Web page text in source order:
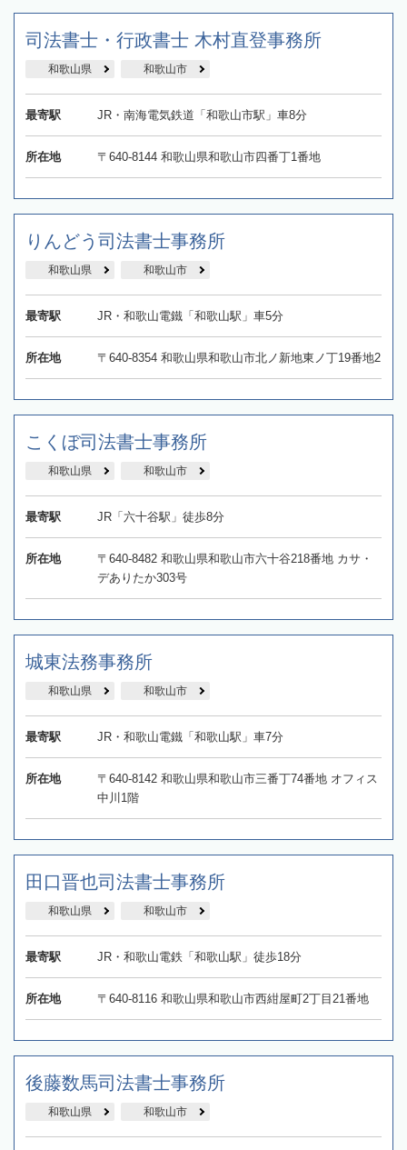
司法書士・行政書士 木村直登事務所
和歌山県 和歌山市
最寄駅 JR・南海電気鉄道「和歌山市駅」車8分
所在地 〒640-8144 和歌山県和歌山市四番丁1番地
りんどう司法書士事務所
和歌山県 和歌山市
最寄駅 JR・和歌山電鐵「和歌山駅」車5分
所在地 〒640-8354 和歌山県和歌山市北ノ新地東ノ丁19番地2
こくぼ司法書士事務所
和歌山県 和歌山市
最寄駅 JR「六十谷駅」徒歩8分
所在地
〒640-8482 和歌山県和歌山市六十谷218番地 カサ・
デありたか303号
城東法務事務所
和歌山県 和歌山市
最寄駅 JR・和歌山電鐵「和歌山駅」車7分
所在地
〒640-8142 和歌山県和歌山市三番丁74番地 オフィス
中川1階
田口晋也司法書士事務所
和歌山県 和歌山市
最寄駅 JR・和歌山電鉄「和歌山駅」徒歩18分
所在地 〒640-8116 和歌山県和歌山市西紺屋町2丁目21番地
後藤数馬司法書士事務所
和歌山県 和歌山市